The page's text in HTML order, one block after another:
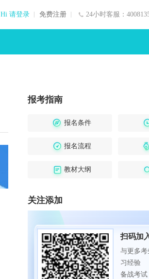
24小时客服：
Hi 请登录 免费注册
报考指南
报名条件
报名流程
教材大纲
关注添加
扫码加
与更多
习经验
备战考试